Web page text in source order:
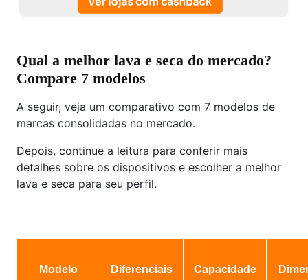
Qual a melhor lava e seca do mercado?
Compare 7 modelos
A seguir, veja um comparativo com 7 modelos de
marcas consolidadas no mercado.
Depois, continue a leitura para conferir mais
detalhes sobre os dispositivos e escolher a melhor
lava e seca para seu perfil.
Modelo Diferenciais Capacidade